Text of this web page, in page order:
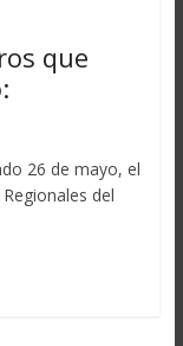
que
26 de mayo, el
del